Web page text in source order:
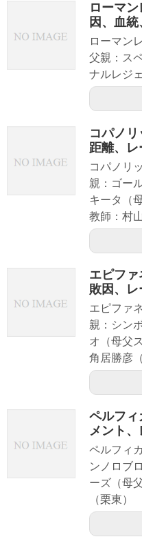
ローマ
因、血
ローマン
父親：ス
ナルレジ
コパノリ
距離、レ
コパノリ
親：ゴー
キータ（
教師：村
エピファ
敗因、レ
エピファ
親：シン
オ（母父
角居勝彦
ペルフィ
メント、
ペルフィ
ンノロブ
ーズ（母
（栗東）